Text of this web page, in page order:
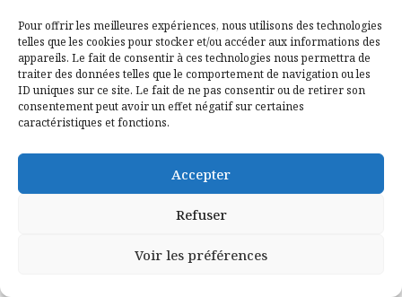
Pour offrir les meilleures expériences, nous utilisons des technologies
telles que les cookies pour stocker et/ou accéder aux informations des
appareils. Le fait de consentir à ces technologies nous permettra de
traiter des données telles que le comportement de navigation ou les
ID uniques sur ce site. Le fait de ne pas consentir ou de retirer son
consentement peut avoir un effet négatif sur certaines
caractéristiques et fonctions.
Accepter
Refuser
Voir les préférences
Une famille suisse, des aventuriers des temps modernes @
Sandro.Fernfahren
en voilier pour faire un tour du monde. Cette